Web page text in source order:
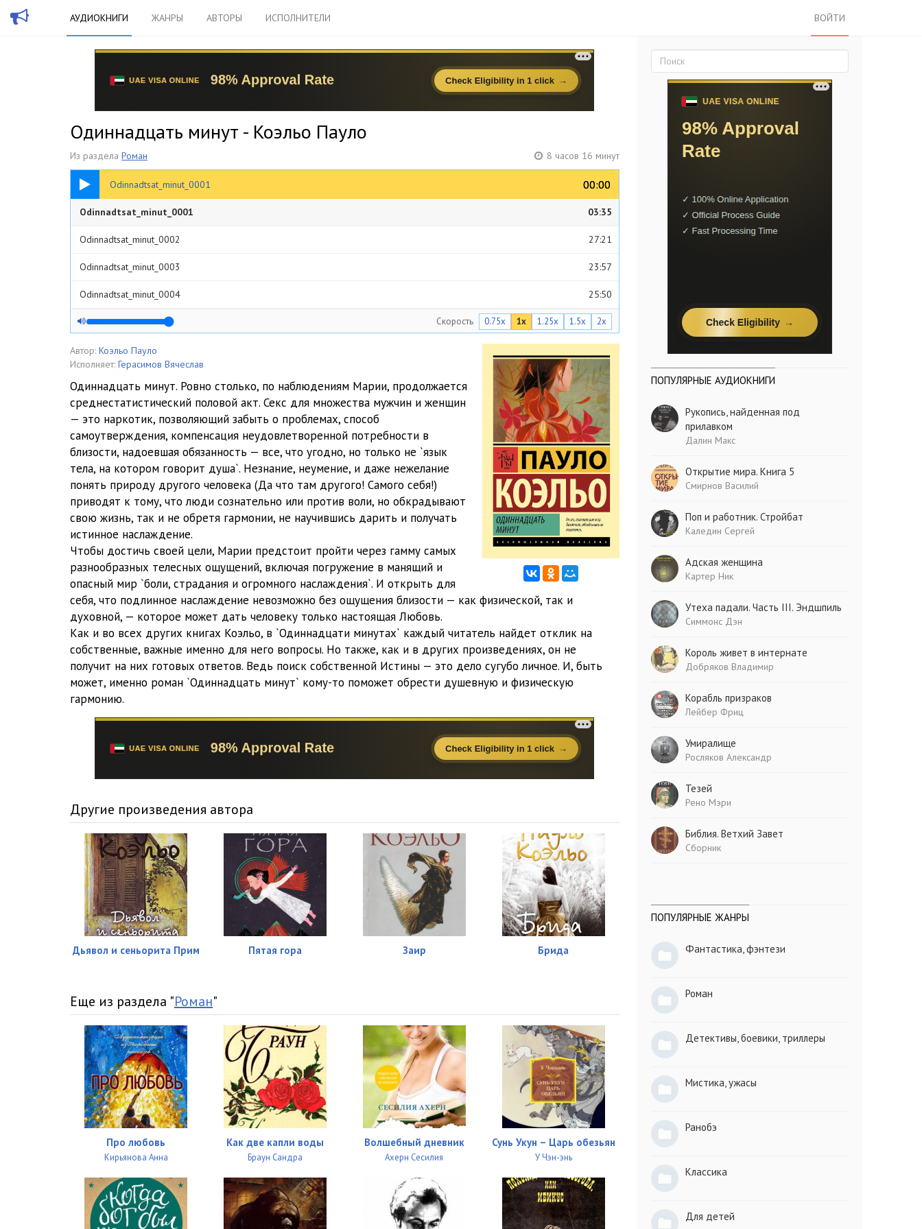
АУДИОКНИГИ ЖАНРЫ АВТОРЫ ИСПОЛНИТЕЛИ ВОЙТИ
Одиннадцать минут - Коэльо Пауло
Из раздела Роман 8 часов 16 минут
Odinnadtsat_minut_0001 00:00
00:00
03:35
Odinnadtsat_minut_0001 03:35
Odinnadtsat_minut_0002 27:21
Odinnadtsat_minut_0003 23:57
Odinnadtsat_minut_0004 25:50
Odinnadtsat_minut_0005 26:28
Odinnadtsat_minut_0006
16:12
Odinnadtsat_minut_0008 23:46
Odinnadtsat_minut_0009 27:04
Odinnadtsat_minut_0010 26:53
Odinnadtsat_minut_0011 23:28
Odinnadtsat_minut_0012 29:23
Odinnadtsat_minut_0013 25:53
Odinnadtsat_minut_0014
Odinnadtsat_minut_0015
Odinnadtsat_minut_0016
Odinnadtsat_minut_0017
Odinnadtsat_minut_0018
Odinnadtsat_minut_0019
Скорость 0.75x 1x 1.25x 1.5x 2x
Автор: Коэльо Пауло
Исполняет: Герасимов Вячеслав
Одиннадцать минут. Ровно столько, по наблюдениям Марии, продолжается
среднестатистический половой акт. Секс для множества мужчин и женщин
— это наркотик, позволяющий забыть о проблемах, способ
самоутверждения, компенсация неудовлетворенной потребности в
близости, надоевшая обязанность — все, что угодно, но только не `язык
тела, на котором говорит душа`. Незнание, неумение, и даже нежелание
понять природу другого человека (Да что там другого! Самого себя!)
приводят к тому, что люди сознательно или против воли, но обкрадывают
свою жизнь, так и не обретя гармонии, не научившись дарить и получать
истинное наслаждение.
Чтобы достичь своей цели, Марии предстоит пройти через гамму самых
разнообразных телесных ощущений, включая погружение в манящий и
опасный мир `боли, страдания и огромного наслаждения`. И открыть для
себя, что подлинное наслаждение невозможно без ощущения близости — как физической, так и
духовной, — которое может дать человеку только настоящая Любовь.
Как и во всех других книгах Коэльо, в `Одиннадцати минутах` каждый читатель найдет отклик на
собственные, важные именно для него вопросы. Но также, как и в других произведениях, он не
получит на них готовых ответов. Ведь поиск собственной Истины — это дело сугубо личное. И, быть
может, именно роман `Одиннадцать минут` кому-то поможет обрести душевную и физическую
гармонию.
Другие произведения автора
Дьявол и сеньорита Прим Пятая гора Заир Брида
Еще из раздела "Роман"
Про любовь
Кирьянова Анна
Как две капли воды
Браун Сандра
Волшебный дневник
Ахерн Сесилия
Сунь Укун – Царь обезьян
У Чэн-энь
ПОПУЛЯРНЫЕ АУДИОКНИГИ
Рукопись, найденная под
прилавком
Далин Макс
Открытие мира. Книга 5
Смирнов Василий
Поп и работник. Стройбат
Каледин Сергей
Адская женщина
Картер Ник
Утеха падали. Часть III. Эндшпиль
Симмонс Дэн
Король живет в интернате
Добряков Владимир
Корабль призраков
Лейбер Фриц
Умиралище
Росляков Александр
Тезей
Рено Мэри
Библия. Ветхий Завет
Сборник
ПОПУЛЯРНЫЕ ЖАНРЫ
Фантастика, фэнтези
Роман
Детективы, боевики, триллеры
Мистика, ужасы
Ранобэ
Классика
Для детей